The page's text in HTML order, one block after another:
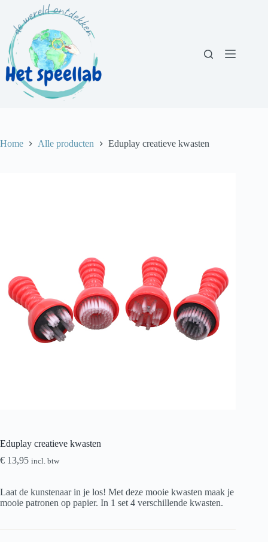
inhoud
Home Alle producten Eduplay creatieve kwasten
Eduplay creatieve kwasten
€ 13,95 incl. btw
Laat de kunstenaar in je los! Met deze mooie kwasten maak je
mooie patronen op papier. In 1 set 4 verschillende kwasten.